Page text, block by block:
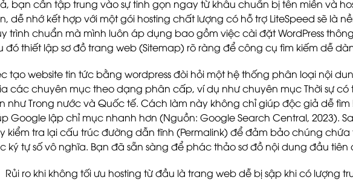
bạn cần tập trung vào sự tinh gọn ngay từ khâu chuẩn bị tên miền và
dễ nhớ kết hợp với một gói hosting chất lượng có hỗ trợ LiteSpeed sẽ là
trình chuẩn mà mình luôn áp dụng bao gồm việc cài đặt WordPress
đó thiết lập sơ đồ trang web (Sitemap) rõ ràng để công cụ tìm kiếm dễ
tạo website tin tức bằng wordpress đòi hỏi một hệ thống phân loại nội
các chuyên mục theo dạng phân cấp, ví dụ như chuyên mục Thời sự
như Trong nước và Quốc tế. Cách làm này không chỉ giúp độc giả dễ
Google lập chỉ mục nhanh hơn (Nguồn: Google Search Central, 2023).
kiểm tra lại cấu trúc đường dẫn tĩnh (Permalink) để đảm bảo chúng
ký tự số vô nghĩa. Bạn đã sẵn sàng để phác thảo sơ đồ nội dung đầu tiên
Rủi ro khi không tối ưu hosting từ đầu là trang web dễ bị sập khi có lượng